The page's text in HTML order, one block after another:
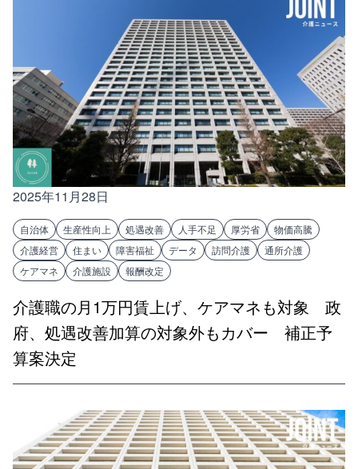
2025年11月28日
自治体 生産性向上 処遇改善 人手不足 厚労省
物価高騰
介護経営
住まい 障害福祉 データ 訪問介護
通所介護
ケアマネ
介護施設 報酬改定
介護職の月1万円賃上げ、ケアマネも対象 政
府、処遇改善加算の対象外もカバー 補正予
算案決定